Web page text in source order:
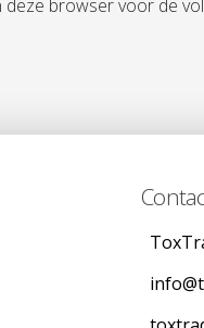
browser voor de